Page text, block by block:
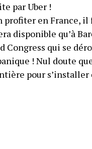
par Uber !
profiter en France,
disponible qu’à
Congress qui se
! Nul doute
pour s’installer